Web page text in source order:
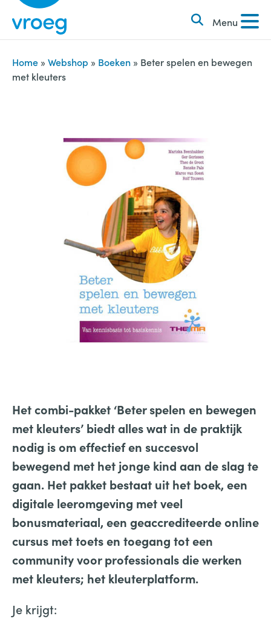
i
Menu
k
e
n
n
a
Home » Webshop » Boeken » Beter spelen en bewegen
met kleuters
Het combi-pakket ‘Beter spelen en bewegen
met kleuters’ biedt alles wat in de praktijk
nodig is om effectief en succesvol
bewegend met het jonge kind aan de slag te
gaan. Het pakket bestaat uit het boek, een
digitale leeromgeving met veel
bonusmateriaal, een geaccrediteerde online
cursus met toets en toegang tot een
community voor professionals die werken
met kleuters; het kleuterplatform.
Je krijgt: